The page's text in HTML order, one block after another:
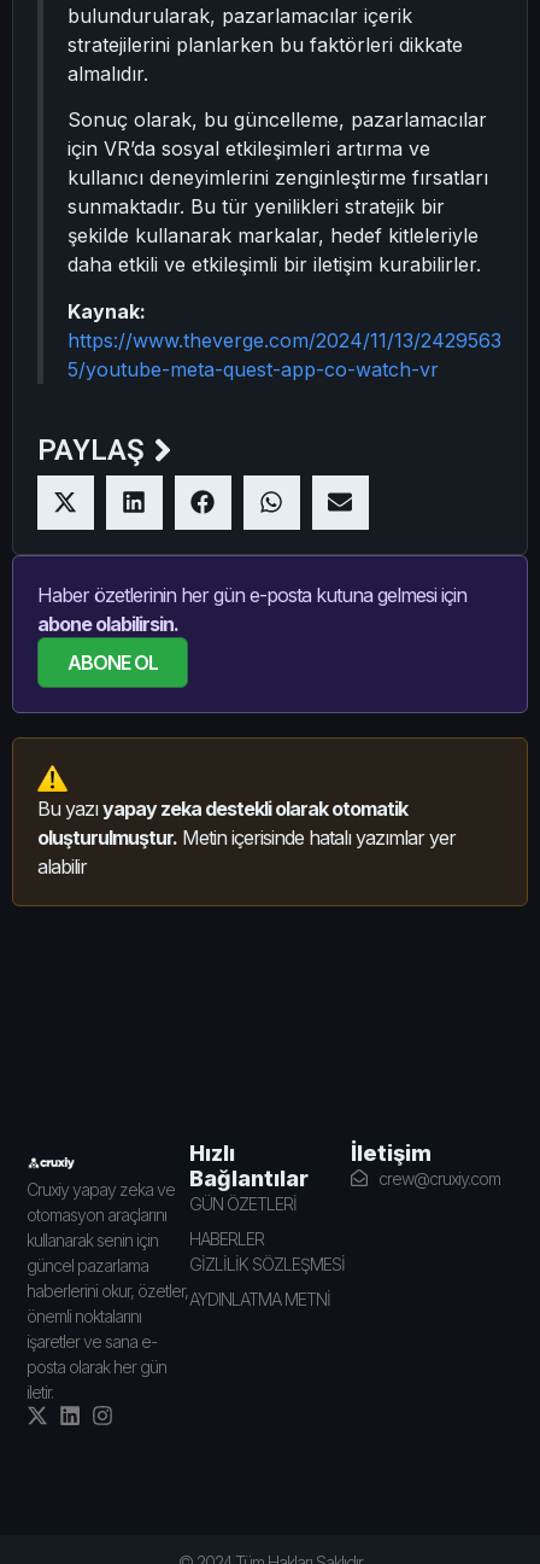
bulundurularak, pazarlamacılar içerik
stratejilerini planlarken bu faktörleri dikkate
almalıdır.
Sonuç olarak, bu güncelleme, pazarlamacılar
için VR’da sosyal etkileşimleri artırma ve
kullanıcı deneyimlerini zenginleştirme fırsatları
sunmaktadır. Bu tür yenilikleri stratejik bir
şekilde kullanarak markalar, hedef kitleleriyle
daha etkili ve etkileşimli bir iletişim kurabilirler.
Kaynak:
https://www.theverge.com/2024/11/13/2429563
5/youtube-meta-quest-app-co-watch-vr
PAYLAŞ
Haber özetlerinin her gün e-posta kutuna gelmesi için
abone olabilirsin.
ABONE OL
Bu yazıyapay zeka destekli olarak otomatik
oluşturulmuştur. Metin içerisinde hatalı yazımlar yer
alabilir
Cruxiy yapay zeka ve
otomasyon araçlarını
kullanarak senin için
güncel pazarlama
haberlerini okur, özetler,
önemli noktalarını
işaretler ve sana e-
posta olarak her gün
iletir.
Hızlı
Bağlantılar
GÜN ÖZETLERİ
HABERLER
GİZLİLİK SÖZLEŞMESİ
AYDINLATMA METNİ
İletişim
crew@cruxiy.com